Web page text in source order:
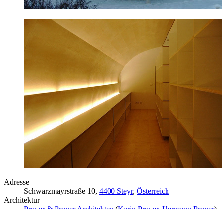
Adresse
Schwarzmayrstraße 10, 4400 Steyr, Österreich
Architektur